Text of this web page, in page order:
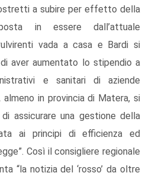
a subire per effetto della
in essere dall’attuale
vada a casa e Bardi si
aver aumentato lo stipendio a
e sanitari di aziende
in provincia di Matera, si
assicurare una gestione della
ai principi di efficienza ed
Così il consigliere regionale
“la notizia del ‘rosso’ da oltre